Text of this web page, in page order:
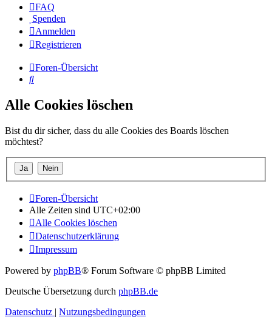
FAQ
Spenden
Anmelden
Registrieren
Foren-Übersicht
Suche
Alle Cookies löschen
Bist du dir sicher, dass du alle Cookies des Boards löschen
möchtest?
Foren-Übersicht
Alle Zeiten sind UTC+02:00
Alle Cookies löschen
Datenschutzerklärung
Impressum
Powered by phpBB® Forum Software © phpBB Limited
Deutsche Übersetzung durch phpBB.de
Datenschutz | Nutzungsbedingungen